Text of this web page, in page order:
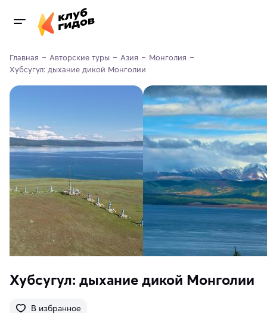
Главная Авторские туры Азия
Монголия
Хубсугул: дыхание дикой Монголии
Хубсугул: дыхание дикой Монголии
В избранное